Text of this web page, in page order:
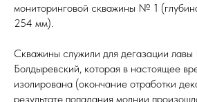
мониторинговой скважины № 1
254 мм).
Скважины служили для дегазации
Болдыревский, которая в настоящее
изолирована (окончание отработки
результате попадания молнии